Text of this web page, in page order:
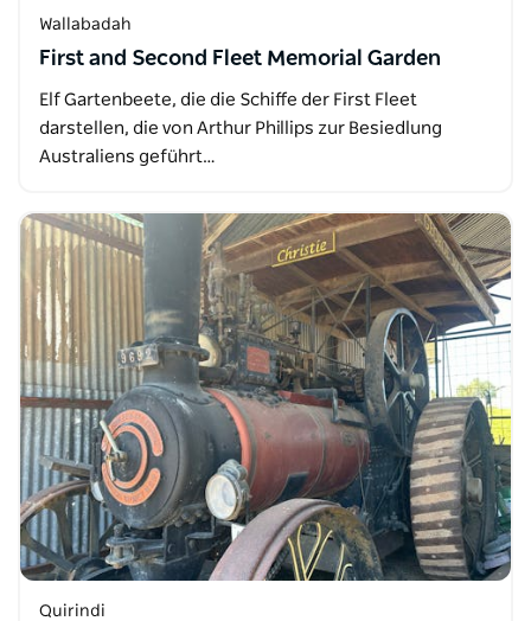
Wallabadah
First and Second Fleet Memorial Garden
Elf Gartenbeete, die die Schiffe der First Fleet
darstellen, die von Arthur Phillips zur Besiedlung
Australiens geführt…
Quirindi